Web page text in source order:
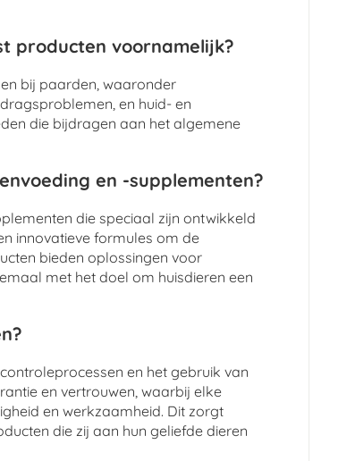
producten voornamelijk?
bij paarden, waaronder
en huid- en
die bijdragen aan het algemene
en -supplementen?
die speciaal zijn ontwikkeld
innovatieve formules om de
bieden oplossingen voor
met het doel om huisdieren een
en het gebruik van
en vertrouwen, waarbij elke
en werkzaamheid. Dit zorgt
die zij aan hun geliefde dieren